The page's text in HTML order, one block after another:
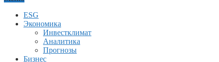
ESG
Экономика
Инвестклимат
Аналитика
Прогнозы
Бизнес